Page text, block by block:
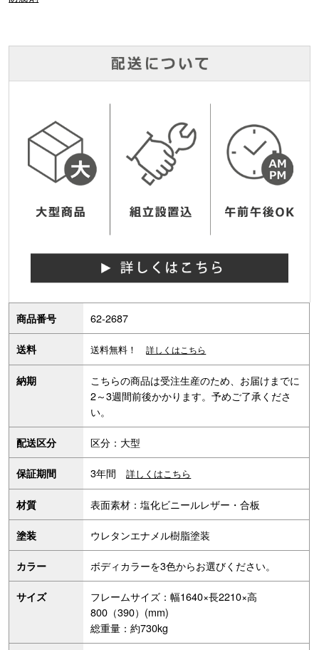
商品番号 62-2687
送料 送料無料！ 詳しくはこちら
納期
こちらの商品は受注生産のため、お届けまでに
2～3週間前後かかります。予めご了承くださ
い。
配送区分 区分：大型
保証期間 3年間詳しくはこちら
材質 表面素材：塩化ビニールレザー・合板
塗装 ウレタンエナメル樹脂塗装
カラー ボディカラーを3色からお選びください。
サイズ
フレームサイズ：幅1640×長2210×高
800（390）(mm)
総重量：約730kg